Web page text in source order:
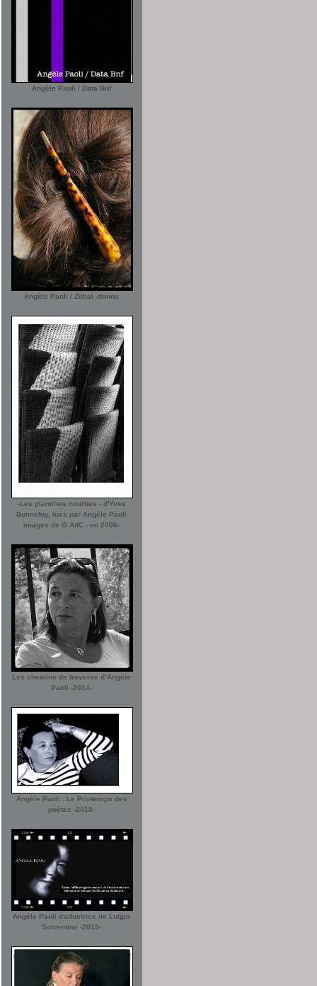
Angèle Paoli / Data Bnf
Angèle Paoli / Zilbal -donna
-Les planches courbes - d'Yves
Bonnefoy, lues par Angèle Paoli
images de G.AdC - en 2006-
Les chemins de traverse d’Angèle
Paoli -2014-
Angèle Paoli : Le Printemps des
poètes -2018-
Angèle Paoli traductrice de Luigia
Sorrentino -2019-